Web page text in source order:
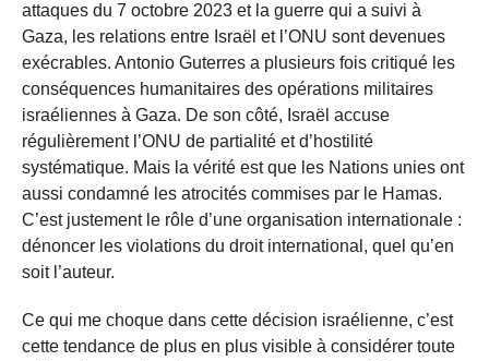
attaques du 7 octobre 2023 et la guerre qui a suivi à
Gaza, les relations entre Israël et l’ONU sont devenues
exécrables. Antonio Guterres a plusieurs fois critiqué les
conséquences humanitaires des opérations militaires
israéliennes à Gaza. De son côté, Israël accuse
régulièrement l’ONU de partialité et d’hostilité
systématique. Mais la vérité est que les Nations unies ont
aussi condamné les atrocités commises par le Hamas.
C’est justement le rôle d’une organisation internationale :
dénoncer les violations du droit international, quel qu’en
soit l’auteur.
Ce qui me choque dans cette décision israélienne, c’est
cette tendance de plus en plus visible à considérer toute